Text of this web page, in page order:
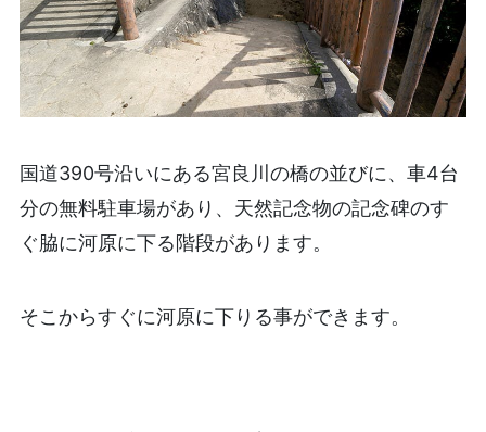
国道390号沿いにある宮良川の橋の並びに、車4台
分の無料駐車場があり、天然記念物の記念碑のす
ぐ脇に河原に下る階段があります。
そこからすぐに河原に下りる事ができます。